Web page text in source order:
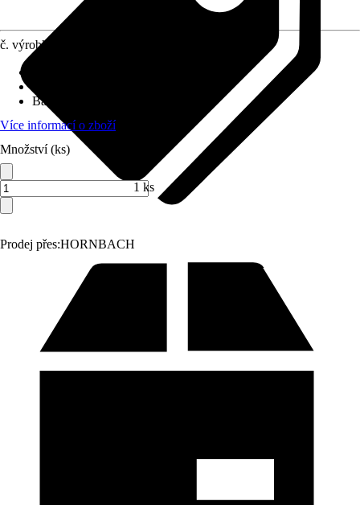
Prodej přes:HORNBACH
č. výrobku
Barva světla
Více informací o zboží
Množství (ks)
1 ks